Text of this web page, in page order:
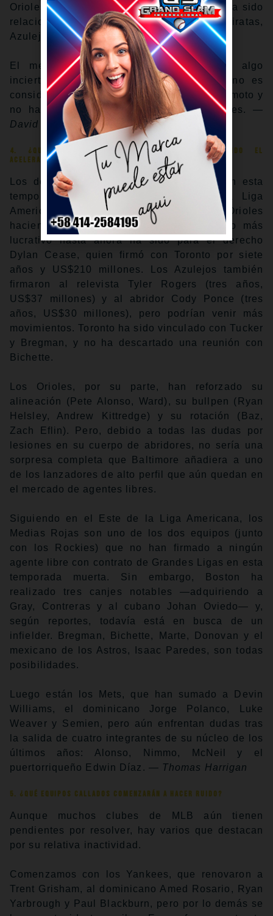
Orioles y Gigantes. Okamoto, de 29 años, ha sido
relacionado con los Padres, Angelinos, Piratas,
Azulejos y Medias Rojas.
El mercado de Takahashi sigue siendo algo
incierto, ya que el derecho de 28 años no es
considerado del mismo nivel que Imai u Okamoto y
no ha generado tanto ruido en los rumores. —
David Adler
4. ¿Qué clubes agresivos seguirán presionando el
acelerador?
Los dos equipos que más han gastado en esta
temporada baja están en el Este de la Liga
Americana, con los Azulejos y los Orioles
haciendo grandes movimientos. El contrato más
lucrativo hasta ahora ha sido para el derecho
Dylan Cease, quien firmó con Toronto por siete
años y US$210 millones. Los Azulejos también
firmaron al relevista Tyler Rogers (tres años,
US$37 millones) y al abridor Cody Ponce (tres
años, US$30 millones), pero podrían venir más
movimientos. Toronto ha sido vinculado con Tucker
y Bregman, y no ha descartado una reunión con
Bichette.
Los Orioles, por su parte, han reforzado su
alineación (Pete Alonso, Ward), su bullpen (Ryan
Helsley, Andrew Kittredge) y su rotación (Baz,
Zach Eflin). Pero, debido a todas las dudas por
lesiones en su cuerpo de abridores, no sería una
sorpresa completa que Baltimore añadiera a uno
de los lanzadores de alto perfil que aún quedan en
el mercado de agentes libres.
Siguiendo en el Este de la Liga Americana, los
Medias Rojas son uno de los dos equipos (junto
con los Rockies) que no han firmado a ningún
agente libre con contrato de Grandes Ligas en esta
temporada muerta. Sin embargo, Boston ha
realizado tres canjes notables —adquiriendo a
Gray, Contreras y al cubano Johan Oviedo— y,
según reportes, todavía está en busca de un
infielder. Bregman, Bichette, Marte, Donovan y el
mexicano de los Astros, Isaac Paredes, son todas
posibilidades.
Luego están los Mets, que han sumado a Devin
Williams, el dominicano Jorge Polanco, Luke
Weaver y Semien, pero aún enfrentan dudas tras
la salida de cuatro integrantes de su núcleo de los
últimos años: Alonso, Nimmo, McNeil y el
puertorriqueño Edwin Díaz. — Thomas Harrigan
5. ¿Qué equipos callados comenzarán a hacer ruido?
Aunque muchos clubes de MLB aún tienen
pendientes por resolver, hay varios que destacan
por su relativa inactividad.
Comenzamos con los Yankees, que renovaron a
Trent Grisham, al dominicano Amed Rosario, Ryan
Yarbrough y Paul Blackburn, pero por lo demás se